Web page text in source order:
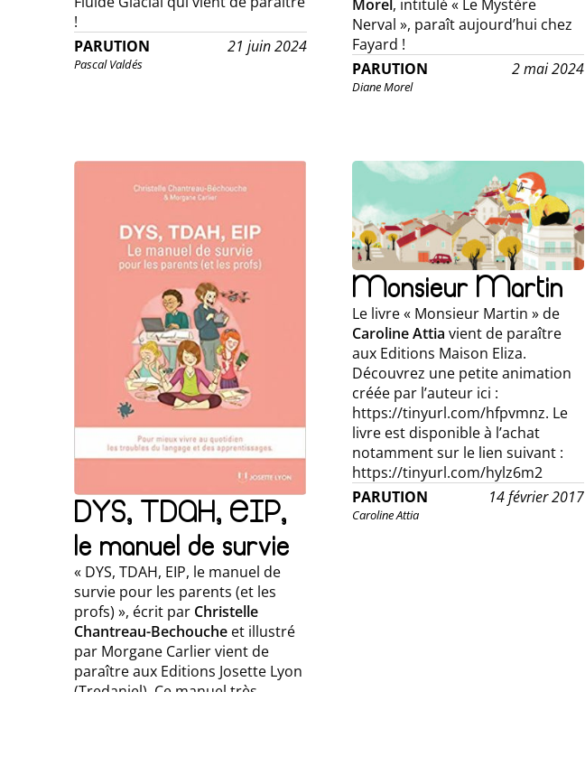
!
PARUTION
21 juin 2024
Pascal Valdés
Morel, intitulé « Le Mystère
Nerval », paraît aujourd’hui chez
Fayard !
PARUTION
2 mai 2024
Diane Morel
DYS, TDAH, EIP,
le manuel de survie
« DYS, TDAH, EIP, le manuel de
survie pour les parents (et les
profs) », écrit par Christelle
Chantreau-Bechouche et illustré
par Morgane Carlier vient de
paraître aux Editions Josette Lyon
(Tredaniel). Ce manuel très
Monsieur Martin
Le livre « Monsieur Martin » de
Caroline Attia vient de paraître
aux Editions Maison Eliza.
Découvrez une petite animation
créée par l’auteur ici :
https://tinyurl.com/hfpvmnz. Le
livre est disponible à l’achat
notamment sur le lien suivant :
https://tinyurl.com/hylz6m2
PARUTION
14 février 2017
Caroline Attia